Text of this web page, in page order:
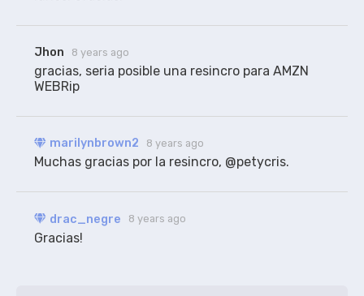
Jhon 8 years ago
gracias, seria posible una resincro para AMZN
WEBRip
marilynbrown2 8 years ago
Muchas gracias por la resincro, @petycris.
drac_negre 8 years ago